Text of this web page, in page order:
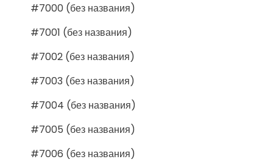
#7000 (без названия)
#7001 (без названия)
#7002 (без названия)
#7003 (без названия)
#7004 (без названия)
#7005 (без названия)
#7006 (без названия)